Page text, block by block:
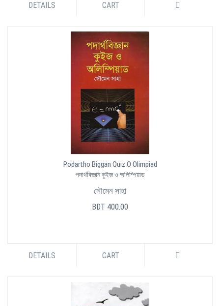
DETAILS CART
Podartho Biggan Quiz O Olimpiad
পদার্থবিজ্ঞান কুইজ ও অলিম্পিয়াড
সৌমেন সাহা
BDT 400.00
DETAILS CART